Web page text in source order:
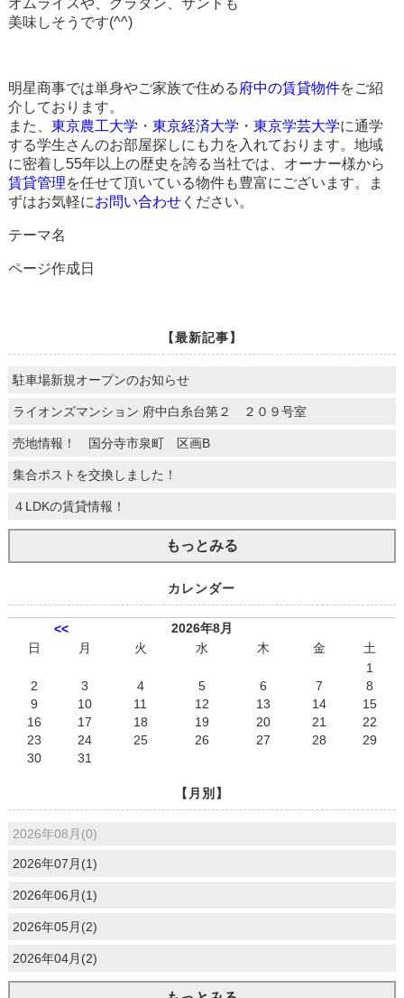
美味しそうです(^^)
明星商事では単身やご家族で住める 府中の賃貸物件をご紹
介しております。
また、 東京農工大学 ・ 東京経済大学 ・ 東京学芸大学に通学
する学生さんのお部屋探しにも力を入れております。地域
に密着し55年以上の歴史を誇る当社では、オーナー様から
賃貸管理を任せて頂いている物件も豊富にございます。ま
ずはお気軽にお問い合わせください。
テーマ名
ページ作成日
【最新記事】
駐車場新規オープンのお知らせ
ライオンズマンション 府中白糸台第２ ２０９号室
売地情報！ 国分寺市泉町 区画B
集合ポストを交換しました！
４LDKの賃貸情報！
もっとみる
カレンダー
<<
2026年8月
日
月 火 水 木 金
土
1
2
3 4 5 6 7
8
9
10 11 12 13 14
15
16
17 18 19 20 21
22
23
24 25 26 27 28
29
30
31
【月別】
2026年08月(0)
2026年07月(1)
2026年06月(1)
2026年05月(2)
2026年04月(2)